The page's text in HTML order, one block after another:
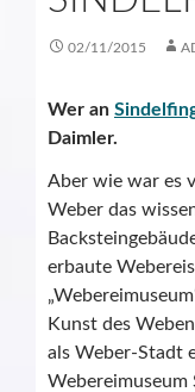
02/11/2015
Wer an
Daimler.
Aber wie war es
Weber das
erbaute
Kunst des
als Weber-Stadt
Webereimuseum